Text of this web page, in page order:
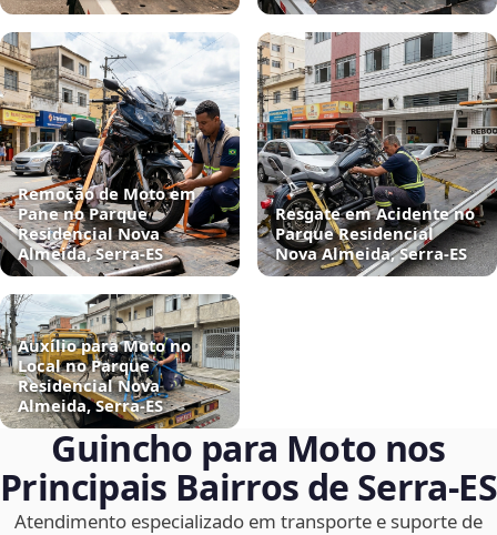
Remoção de Moto em
Pane no Parque
Residencial Nova
Almeida, Serra‑ES
Resgate em Acidente no
Parque Residencial
Nova Almeida, Serra‑ES
Auxílio para Moto no
Local no Parque
Residencial Nova
Almeida, Serra‑ES
Guincho para Moto nos
Principais Bairros de Serra‑ES
Atendimento especializado em transporte e suporte de